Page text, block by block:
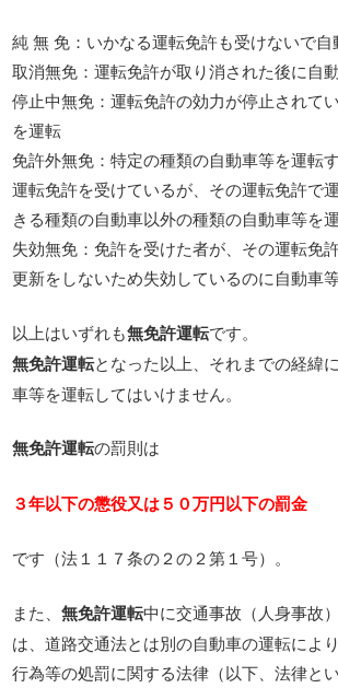
純 無 免：いかなる運転免許も受けないで
取消無免：運転免許が取り消された後に自
停止中無免：運転免許の効力が停止されて
を運転
免許外無免：特定の種類の自動車等を運転
運転免許を受けているが、その運転免許で
きる種類の自動車以外の種類の自動車等を
失効無免：免許を受けた者が、その運転免
更新をしないため失効しているのに自動車
以上はいずれも無免許運転です。
無免許運転となった以上、それまでの経緯
車等を運転してはいけません。
無免許運転の罰則は
３年以下の懲役又は５０万円以下の罰金
です（法１１７条の２の２第１号）。
また、無免許運転中に交通事故（人身事故
は、道路交通法とは別の自動車の運転によ
行為等の処罰に関する法律（以下、法律と